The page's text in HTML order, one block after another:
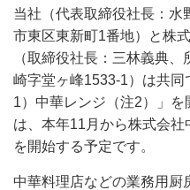
当社（代表取締役社長：水
市東区東新町1番地）と株
（取締役社長：三林義典
崎字堂ヶ峰1533-1）は共
1）中華レンジ（注2）」
は、本年11月から株式会
を開始する予定です。
中華料理店などの業務用厨